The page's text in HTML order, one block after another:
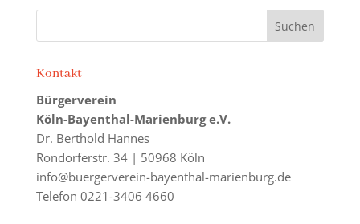
Kontakt
Bürgerverein
Köln-Bayenthal-Marienburg e.V.
Dr. Berthold Hannes
Rondorferstr. 34 | 50968 Köln
info@buergerverein-bayenthal-marienburg.de
Telefon 0221-3406 4660